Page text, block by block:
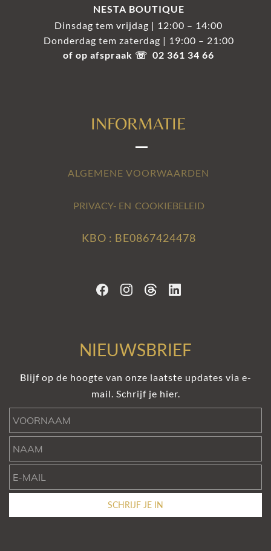
NESTA BOUTIQUE
Dinsdag tem vrijdag | 12:00 – 14:00
Donderdag tem zaterdag | 19:00 – 21:00
of op afspraak ☏ 02 361 34 66
INFORMATIE
ALGEMENE VOORWAARDEN
PRIVACY- EN COOKIEBELEID
KBO : BE0867424478
NIEUWSBRIEF
Blijf op de hoogte van onze laatste updates via e-
mail. Schrijf je hier.
SCHRIJF JE IN